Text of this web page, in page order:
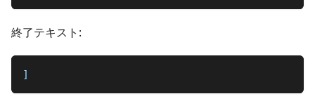
終了テキスト:
]